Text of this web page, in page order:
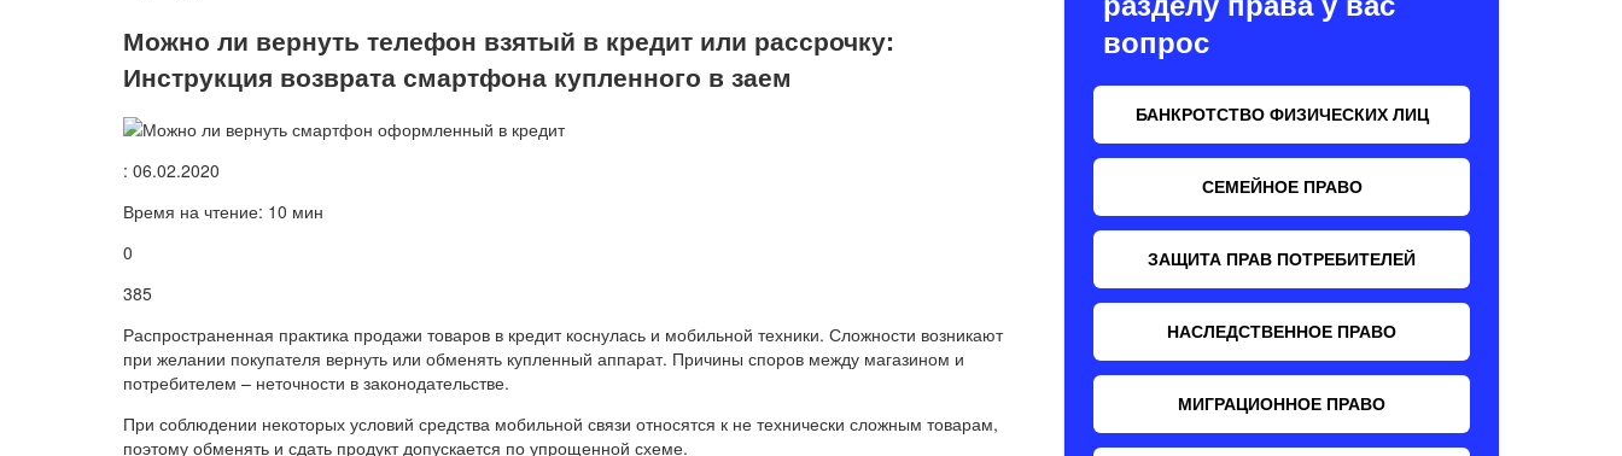
Можно ли вернуть телефон взятый в кредит или рассрочку:
Инструкция возврата смартфона купленного в заем
: 06.02.2020
Время на чтение: 10 мин
0
385
Распространенная практика продажи товаров в кредит коснулась и мобильной техники. Сложности возникают
при желании покупателя вернуть или обменять купленный аппарат. Причины споров между магазином и
потребителем – неточности в законодательстве.
При соблюдении некоторых условий средства мобильной связи относятся к не технически сложным товарам,
поэтому обменять и сдать продукт допускается по упрощенной схеме.